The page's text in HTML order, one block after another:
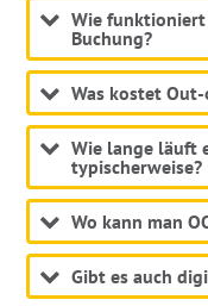
Wie
Buchung?
Was kostet
Wie lange läuft
typischerweise?
Wo kann man
Gibt es auch